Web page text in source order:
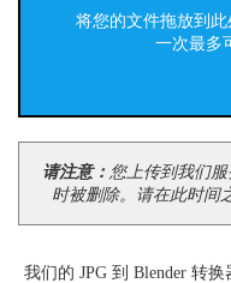
将您的文件拖放到此
一次最多
请注意： 您上传到我们
时被删除。请在此时间
我们的 JPG 到 Blender 转